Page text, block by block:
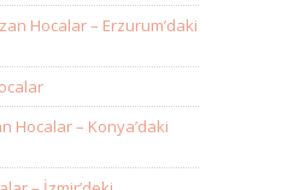
Hocalar – Erzurum’daki
Hocalar – Konya’daki